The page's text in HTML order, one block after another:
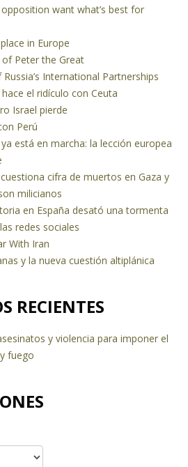
opposition want what’s best for
in Europe
Peter the Great
International Partnerships
el ridículo con Ceuta
Israel pierde
Perú
está en marcha: la lección europea
cifra de muertos en Gaza y
milicianos
en España desató una tormenta
redes sociales
With Iran
y la nueva cuestión altiplánica
RECIENTES
y violencia para imponer el
fuego